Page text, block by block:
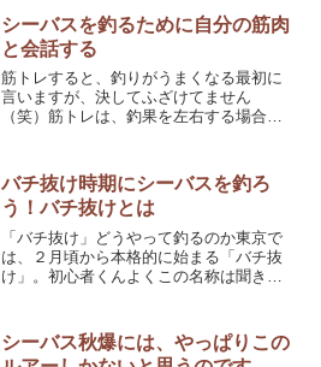
に、今日はコノシロパターンなんてこと
もありました。変化が多いこれ...
シーバスを釣るために自分の筋肉
と会話する
筋トレすると、釣りがうまくなる最初に
言いますが、決してふざけてません
（笑）筋トレは、釣果を左右する場合が
らない。なら、やらない手はないのだ。
この記事を読んで、レッツマッ...
バチ抜け時期にシーバスを釣ろ
う！バチ抜けとは
「バチ抜け」どうやって釣るのか東京で
は、２月頃から本格的に始まる「バチ抜
け」。初心者くんよくこの名称は聞きま
す。ルアーを選ぶだけで、釣れる可能性
をグッと引き上げるコツがあ...
シーバス秋爆には、やっぱりこの